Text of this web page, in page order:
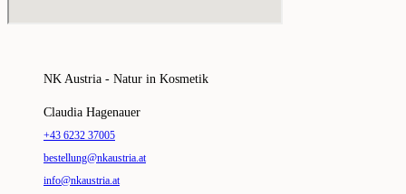
NK Austria - Natur in Kosmetik
Claudia Hagenauer
+43 6232 37005
bestellung@nkaustria.at
info@nkaustria.at